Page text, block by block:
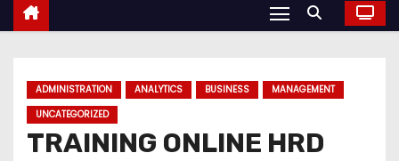
ADMINISTRATION ANALYTICS BUSINESS
MANAGEMENT
UNCATEGORIZED
TRAINING ONLINE HRD